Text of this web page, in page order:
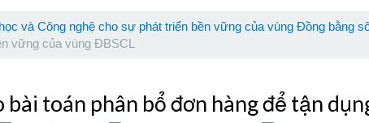
và Công nghệ cho sự phát triển bền vững của vùng Đồng bằng
vững của vùng ĐBSCL
toán phân bổ đơn hàng để tận